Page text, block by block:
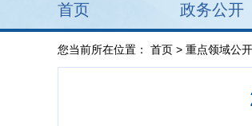
首页 政务公开
您当前所在位置： 首页 > 重点领域公开